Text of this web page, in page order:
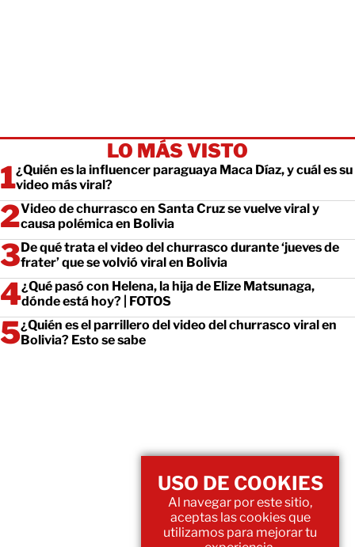
LO MÁS VISTO
¿Quién es la influencer paraguaya Maca Díaz, y cuál es su
video más viral?
Video de churrasco en Santa Cruz se vuelve viral y
causa polémica en Bolivia
De qué trata el video del churrasco durante ‘jueves de
frater’ que se volvió viral en Bolivia
¿Qué pasó con Helena, la hija de Elize Matsunaga,
dónde está hoy? | FOTOS
¿Quién es el parrillero del video del churrasco viral en
Bolivia? Esto se sabe
USO DE COOKIES
Al navegar por este sitio,
aceptas las cookies que
utilizamos para mejorar tu